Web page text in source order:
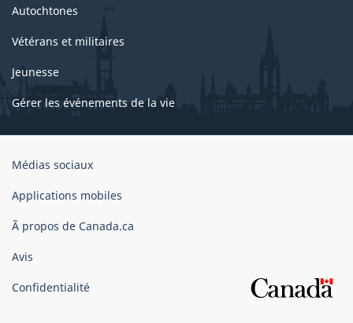
Autochtones
Vétérans et militaires
Jeunesse
Gérer les événements de la vie
Organisation
gouvernement
Canada
Médias sociaux
Applications mobiles
Ã propos de Canada.ca
Avis
Confidentialité